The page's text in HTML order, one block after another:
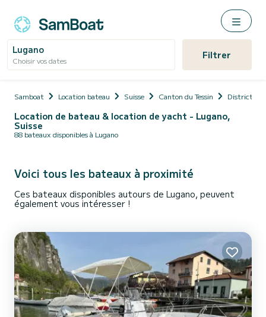
Lugano
Choisir vos dates Filtrer
Samboat Location bateau Suisse Canton du Tessin District de
Location de bateau & location de yacht - Lugano,
Suisse
88 bateaux disponibles à Lugano
Voici tous les bateaux à proximité
Ces bateaux disponibles autours de Lugano, peuvent
également vous intéresser !